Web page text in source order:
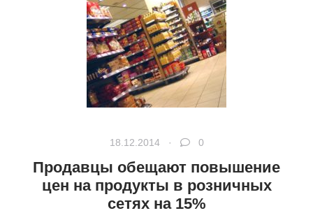
18.12.2014 · 0
Продавцы обещают повышение
цен на продукты в розничных
сетях на 15%